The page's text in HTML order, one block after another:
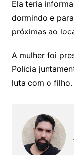
Ela teria
dormindo e
próximas ao
A mulher foi
Polícia
luta com o filho.